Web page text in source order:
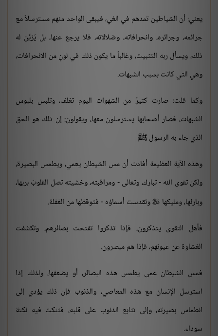
يعني: أن الشياطين تمدهم في الغي، فيبقى الواحد منهم مسترسلاً مع
جرائمه، وجرائره، وانحرافاته، وضلالاته، فلا يرجع عنها، بل يُزيَّن له
ذلك، ويسأل ربه التثبيت، وغالباً ما يكون ذلك في لونٍ من الانحرافات،
وهي التي كانت بسبب الشبهات.
وكما قلت: صارت كثيرٌ من الشهوات اليوم تغلف، وتلبس بلبوس
الشبهات، فصار أصحابها يسترسلون معها، ويقولون: إن ذلك هو الحق
الذي جاء به الرسول ﷺ
وهذه الآية العظيمة أفادت أن مس الشيطان يعمي، ويطمس البصيرة،
ولكن تقوى الله - تبارك، وتعالى - ومراقبته، وخشيته تصل القلوبَ بربها،
وبارئها، ومليكها  وتقدست أسماؤه - فتوقظها من الغفلة.
فأهل التقوى يتذكرون، فإذا تذكروا تفتحت بصائرهم، وتكشفت
الغشاوة عن عيونهم، فإذا هم مبصرون.
فمس الشيطان عمى يطمس هذه البصائر، أو يضعفها، ولذلك إذا
استرسل الإنسان مع هذه المعاصي، والذنوب فإن ذلك يؤدي إلى
انطماس بصيرته، وإلى تتابع الذنوب على قلبه، فتنكت فيه نكتة
سوداء.